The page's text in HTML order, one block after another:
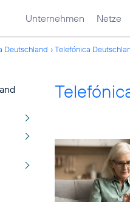
Unternehmen Netze
Deutschland Telefónica